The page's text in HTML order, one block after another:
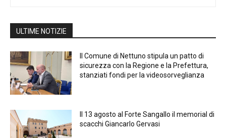
ULTIME NOTIZIE
Il Comune di Nettuno stipula un patto di
sicurezza con la Regione e la Prefettura,
stanziati fondi per la videosorveglianza
Il 13 agosto al Forte Sangallo il memorial di
scacchi Giancarlo Gervasi